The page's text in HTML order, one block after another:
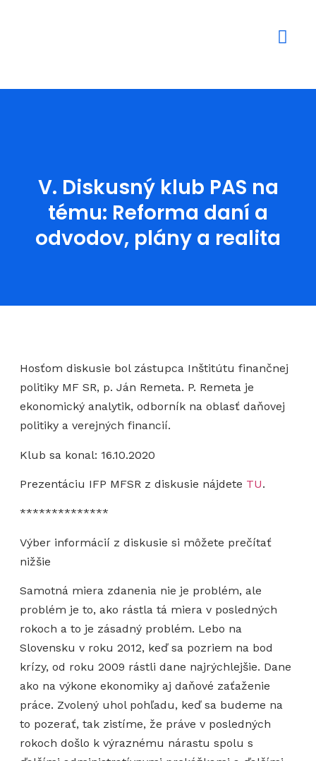
V. Diskusný klub PAS na
tému: Reforma daní a
odvodov, plány a realita
Hosťom diskusie bol zástupca Inštitútu finančnej
politiky MF SR, p. Ján Remeta. P. Remeta je
ekonomický analytik, odborník na oblasť daňovej
politiky a verejných financií.
Klub sa konal: 16.10.2020
Prezentáciu IFP MFSR z diskusie nájdete TU.
**************
Výber informácií z diskusie si môžete prečítať
nižšie
Samotná miera zdanenia nie je problém, ale
problém je to, ako rástla tá miera v posledných
rokoch a to je zásadný problém. Lebo na
Slovensku v roku 2012, keď sa pozriem na bod
krízy, od roku 2009 rástli dane najrýchlejšie. Dane
ako na výkone ekonomiky aj daňové zaťaženie
práce. Zvolený uhol pohľadu, keď sa budeme na
to pozerať, tak zistíme, že práve v posledných
rokoch došlo k výraznému nárastu spolu s